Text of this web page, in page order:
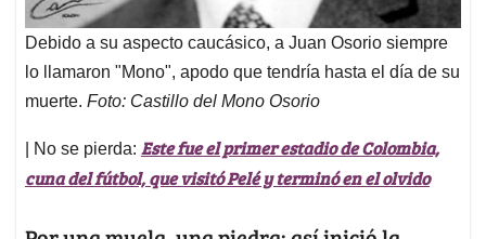
Debido a su aspecto caucásico, a Juan Osorio siempre
lo llamaron "Mono", apodo que tendría hasta el día de su
muerte. Foto: Castillo del Mono Osorio
| No se pierda: Este fue el primer estadio de Colombia,
cuna del fútbol, que visitó Pelé y terminó en el olvido